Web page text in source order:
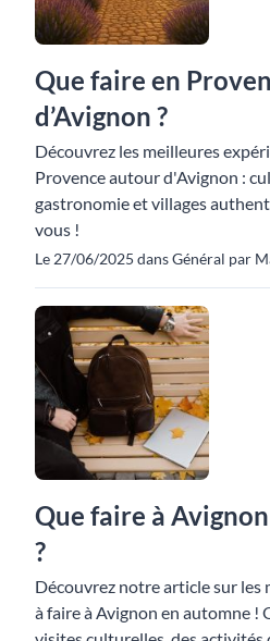
Que faire en
d’Avignon ?
Découvrez les meilleures
Provence autour d'Avignon :
gastronomie et villages
vous !
Le 27/06/2025 dans Général par
Que faire à
?
Découvrez notre article sur les
à faire à Avignon en automne !